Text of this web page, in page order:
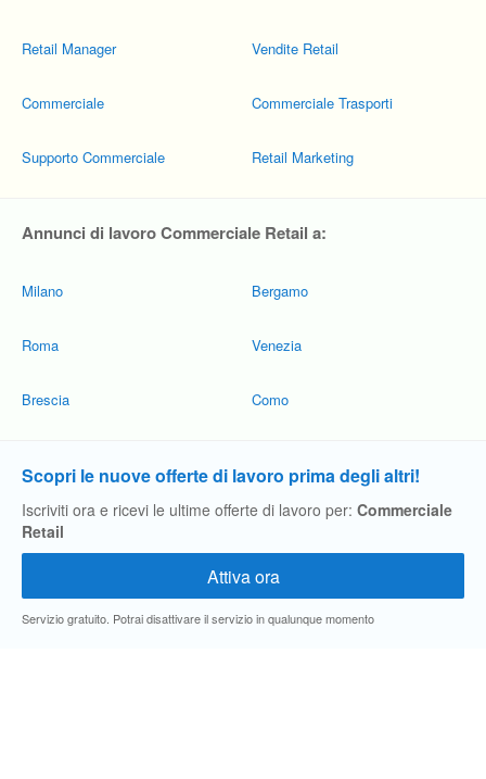
Retail Manager
Commerciale
Supporto Commerciale
Vendite Retail
Commerciale Trasporti
Retail Marketing
Annunci di lavoro Commerciale Retail a:
Milano
Roma
Brescia
Bergamo
Venezia
Como
Scopri le nuove offerte di lavoro prima degli altri!
Iscriviti ora e ricevi le ultime offerte di lavoro per: Commerciale
Retail
Servizio gratuito. Potrai disattivare il servizio in qualunque momento